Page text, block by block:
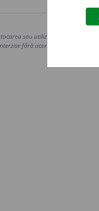
sau utilizarea datelor de
fără acordul nostru